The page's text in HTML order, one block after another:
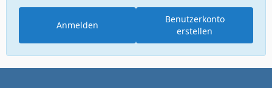
Benutzerkonto
erstellen
Anmelden